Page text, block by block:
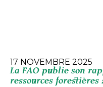
17 NOVEMBRE 2025
La FAO publie son
ressources forestières